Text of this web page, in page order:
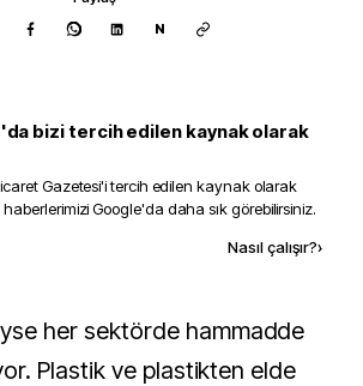
N
bizi tercih edilen kaynak olarak
Gazetesi'i tercih edilen kaynak olarak
Google'da daha sık görebilirsiniz.
Nasıl çalışır?›
Plastik ve plastikten elde